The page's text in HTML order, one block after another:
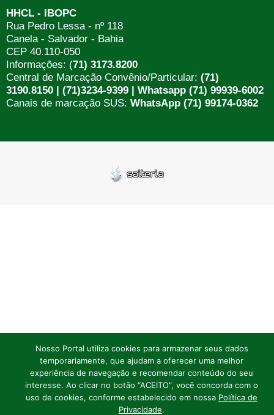
HHCL - IBOPC
Rua Pedro Lessa - nº 118
Canela - Salvador - Bahia
CEP 40.110-050
Informações: (71) 3173.8200
Central de Marcação Convênio/Particular: (71)
3190.8150 | (71)3234-9399 | Whatsapp (71) 99939-6002
Canais de marcação SUS: WhatsApp (71) 99174-0362
Nosso Portal utiliza cookies para armazenar seus dados
temporariamente, que ajudam a oferecer uma melhor
experiência de navegação e recomendar conteúdo do seu
interesse. Ao clicar no botão “ACEITO”, você concorda com o
uso de cookies, conforme estabelecido em nossa Política de
Privacidade.